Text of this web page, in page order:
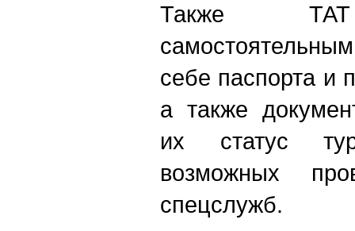
Также ТАТ
себе паспорта и
а также
их статус
возможных
спецслужб.